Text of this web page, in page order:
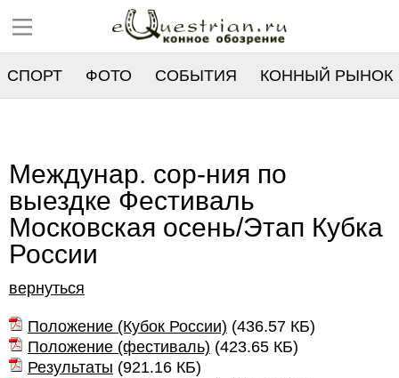
СПОРТ ФОТО СОБЫТИЯ КОННЫЙ РЫНОК
Междунар. сор-ния по
выездке Фестиваль
Московская осень/Этап Кубка
России
вернуться
Положение (Кубок России) (436.57 КБ)
Положение (фестиваль) (423.65 КБ)
Результаты (921.16 КБ)